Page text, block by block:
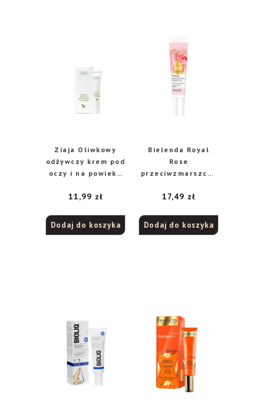
Ziaja Oliwkowy
odżywczy krem pod
oczy i na powieki,
11,99 zł
Dodaj do koszyka
Bielenda Royal
Rose
przeciwzmarszczk
liftingujący pod
15 ml
17,49 zł
Dodaj do koszyka